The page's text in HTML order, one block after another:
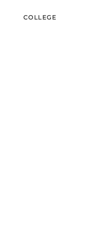
COLLEGE